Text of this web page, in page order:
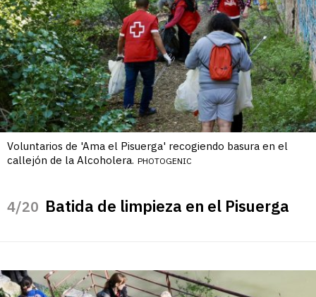
Voluntarios de 'Ama el Pisuerga' recogiendo basura en el
callejón de la Alcoholera. PHOTOGENIC
/20 Batida de limpieza en el Pisuerga